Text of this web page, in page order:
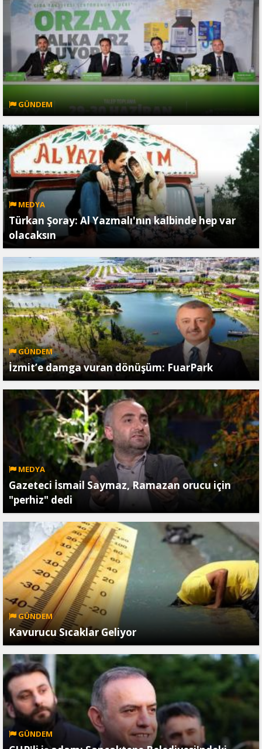
GÜNDEM
MEDYA
Türkan Şoray: Al Yazmalı'nın kalbinde hep var
olacaksın
GÜNDEM
İzmit’e damga vuran dönüşüm: FuarPark
MEDYA
Gazeteci İsmail Saymaz, Ramazan orucu için
"perhiz" dedi
GÜNDEM
Kavurucu Sıcaklar Geliyor
GÜNDEM